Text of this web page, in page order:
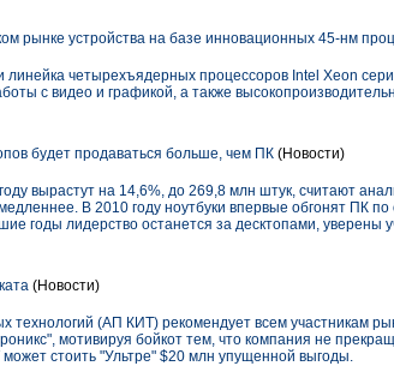
рынке устройства на базе инновационных 45-нм
четырехъядерных процессоров Intel Xeon
с видео и графикой, а также
будет продаваться больше, чем ПК (Новости)
вырастут на 14,6%, до 269,8 млн штук, считают
В 2010 году ноутбуки впервые обгонят ПК
годы лидерство останется за десктопами, уверены
(Новости)
(АП КИТ) рекомендует всем участникам
мотивируя бойкот тем, что компания не
стоить "Ультре" $20 млн упущенной выгоды.